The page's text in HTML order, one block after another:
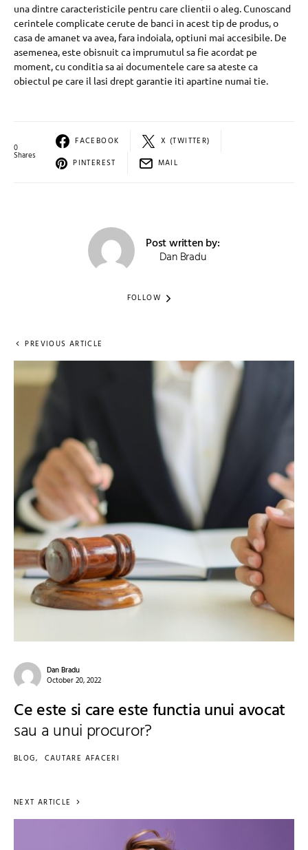
una dintre caracteristicile pentru care clientii o aleg. Cunoscand
cerintele complicate cerute de banci in acest tip de produs, o
casa de amanet va avea, fara indoiala, optiuni mai accesibile. De
asemenea, este obisnuit ca imprumutul sa fie acordat pe
moment, cu conditia sa ai documentele care sa ateste ca
obiectul pe care il lasi drept garantie iti apartine numai tie.
0
Shares
FACEBOOK
X (TWITTER)
PINTEREST
MAIL
Post written by:
Dan Bradu
FOLLOW
PREVIOUS ARTICLE
Dan Bradu
October 20, 2022
Ce este si care este functia unui avocat
sau a unui procuror?
BLOG CAUTARE AFACERI
NEXT ARTICLE